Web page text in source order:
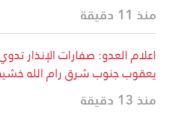
منذ 11 دقيقة
اعلام العدو: صفارات الإنذار
يعقوب جنوب شرق رام الله
منذ 13 دقيقة